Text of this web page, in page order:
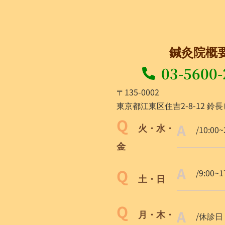
鍼灸院概
03-
〒135-0002
東京都江東区住吉2-8-12 鈴
火・水・
金
/
土・日 /
月・木・ /休診日